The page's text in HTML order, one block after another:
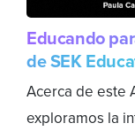
Educando
de SEK
Acerca de este
exploramos la